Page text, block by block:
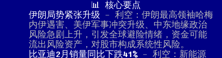
📊 核心要点
伊朗局势紧张升级 - 利空：伊朗最高领袖哈梅
内伊遇害、美伊军事冲突升级、中东地缘政治
风险急剧上升，引发全球避险情绪，资金可能
流出风险资产，对股市构成系统性风险。
比亚迪2月销量同比下跌41% - 利空：新能源